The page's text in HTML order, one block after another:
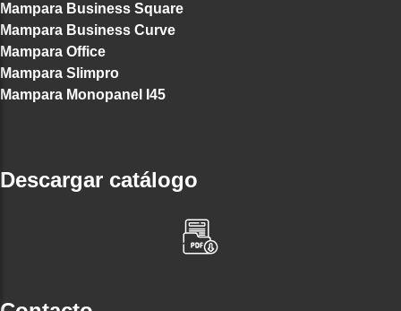
Mampara Business Square
Mampara Business Curve
Mampara Office
Mampara Slimpro
Mampara Monopanel I45
Descargar catálogo